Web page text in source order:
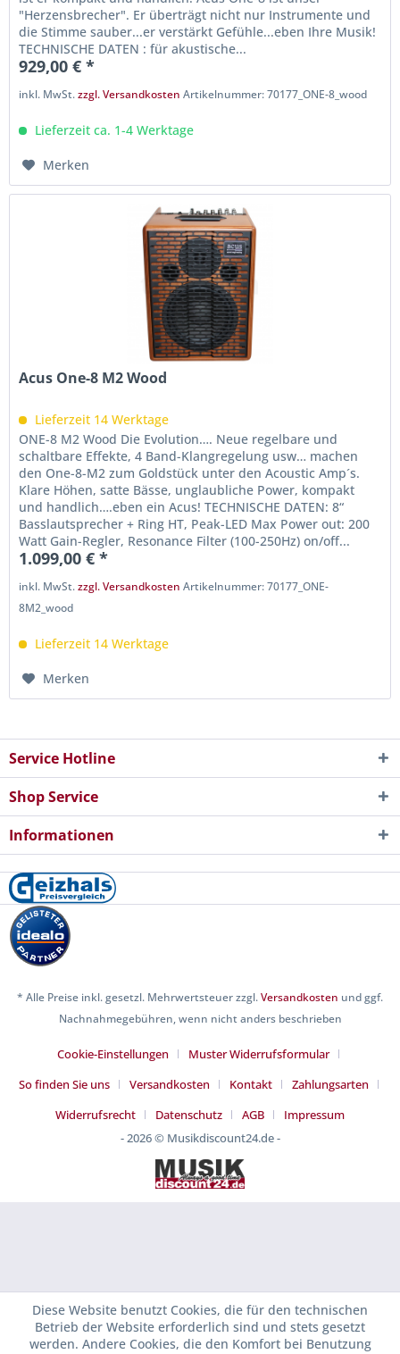
"Herzensbrecher". Er überträgt nicht nur Instrumente und
die Stimme sauber...er verstärkt Gefühle...eben Ihre Musik!
TECHNISCHE DATEN : für akustische...
929,00 € *
inkl. MwSt.zzgl. Versandkosten Artikelnummer: 70177_ONE-8_wood
Lieferzeit ca. 1-4 Werktage
Merken
Acus One-8 M2 Wood
Lieferzeit 14 Werktage
ONE-8 M2 Wood Die Evolution…. Neue regelbare und
schaltbare Effekte, 4 Band-Klangregelung usw… machen
den One-8-M2 zum Goldstück unter den Acoustic Amp´s.
Klare Höhen, satte Bässe, unglaubliche Power, kompakt
und handlich….eben ein Acus! TECHNISCHE DATEN: 8“
Basslautsprecher + Ring HT, Peak-LED Max Power out: 200
Watt Gain-Regler, Resonance Filter (100-250Hz) on/off...
1.099,00 € *
inkl. MwSt.zzgl. Versandkosten Artikelnummer: 70177_ONE-
8M2_wood
Lieferzeit 14 Werktage
Merken
Service Hotline
Shop Service
Informationen
* Alle Preise inkl. gesetzl. Mehrwertsteuer zzgl.Versandkosten und ggf.
Nachnahmegebühren, wenn nicht anders beschrieben
Cookie-Einstellungen
Muster Widerrufsformular
So finden Sie uns
Versandkosten Kontakt
Zahlungsarten
Widerrufsrecht
Datenschutz AGB
Impressum
- 2026 © Musikdiscount24.de -
Diese Website benutzt Cookies, die für den technischen
Betrieb der Website erforderlich sind und stets gesetzt
werden. Andere Cookies, die den Komfort bei Benutzung